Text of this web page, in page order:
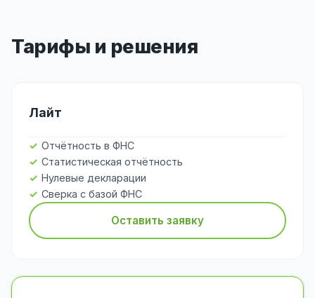
Тарифы и решения
Лайт
Отчётность в ФНС
Статистическая отчётность
Нулевые декларации
Сверка с базой ФНС
Оставить заявку